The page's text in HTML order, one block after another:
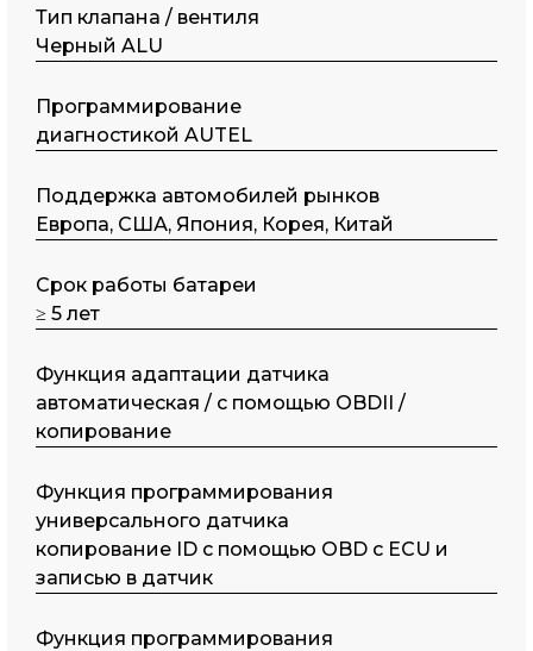
Тип клапана / вентиля
Черный ALU
Программирование
диагностикой AUTEL
Поддержка автомобилей рынков
Европа, США, Япония, Корея, Китай
Срок работы батареи
≥ 5 лет
Функция адаптации датчика
автоматическая / с помощью OBDII /
копирование
Функция программирования
универсального датчика
копирование ID с помощью OBD с ECU и
записью в датчик
Функция программирования